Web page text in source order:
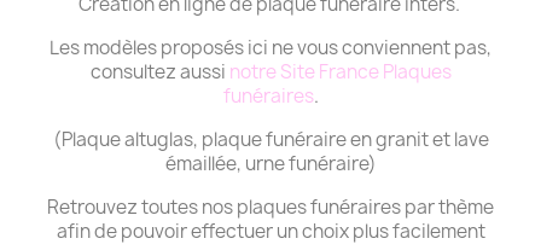
Les modèles proposés ici ne vous conviennent pas,
consultez aussi notre Site France Plaques
funéraires.
(Plaque altuglas, plaque funéraire en granit et lave
émaillée, urne funéraire)
Retrouvez toutes nos plaques funéraires par thème
afin de pouvoir effectuer un choix plus facilement